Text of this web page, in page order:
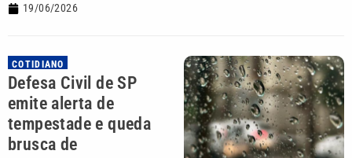
19/06/2026
COTIDIANO
Defesa Civil de SP
emite alerta de
tempestade e queda
brusca de